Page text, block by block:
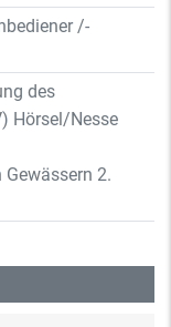
/-
des
Hörsel/Nesse
2.